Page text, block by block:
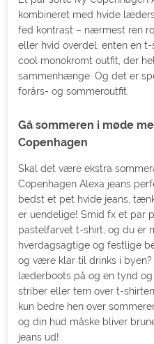
kombineret med hvide
fed kontrast – nærmest ren
eller hvid overdel, enten en
cool monokromt outfit, der
sammenhænge. Og det er
forårs- og sommeroutfit.
Gå sommeren i møde
Copenhagen
Skal det være ekstra
Copenhagen Alexa jeans
bedst et pet hvide jeans,
er uendelige! Smid fx et par
pastelfarvet t-shirt, og du er
hverdagsagtige og festlige
og være klar til drinks i
læderboots på og en tynd
striber eller tern over t-
kun bedre hen over
og din hud måske bliver
jeans ud!